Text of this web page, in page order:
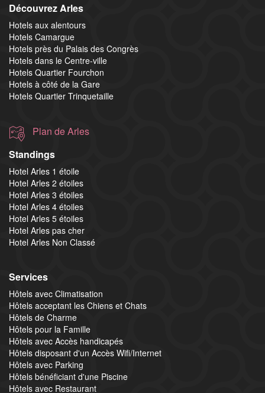
Découvrez Arles
Hotels aux alentours
Hotels Camargue
Hotels près du Palais des Congrès
Hotels dans le Centre-ville
Hotels Quartier Fourchon
Hotels à côté de la Gare
Hotels Quartier Trinquetaille
Plan de Arles
Standings
Hotel Arles 1 étoile
Hotel Arles 2 étoiles
Hotel Arles 3 étoiles
Hotel Arles 4 étoiles
Hotel Arles 5 étoiles
Hotel Arles pas cher
Hotel Arles Non Classé
Services
Hôtels avec Climatisation
Hôtels acceptant les Chiens et Chats
Hôtels de Charme
Hôtels pour la Famille
Hôtels avec Accès handicapés
Hôtels disposant d'un Accès Wifi/Internet
Hôtels avec Parking
Hôtels bénéficiant d'une Piscine
Hôtels avec Restaurant